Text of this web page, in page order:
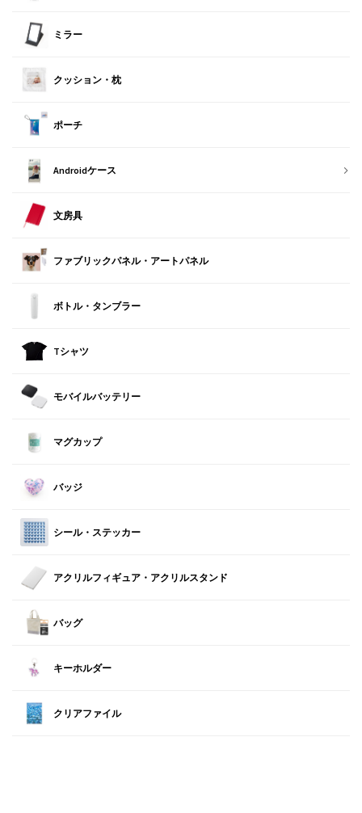
ミラー
クッション・枕
ポーチ
Androidケース
文房具
ファブリックパネル・アートパネル
ボトル・タンブラー
Tシャツ
モバイルバッテリー
マグカップ
バッジ
シール・ステッカー
アクリルフィギュア・アクリルスタンド
バッグ
キーホルダー
クリアファイル